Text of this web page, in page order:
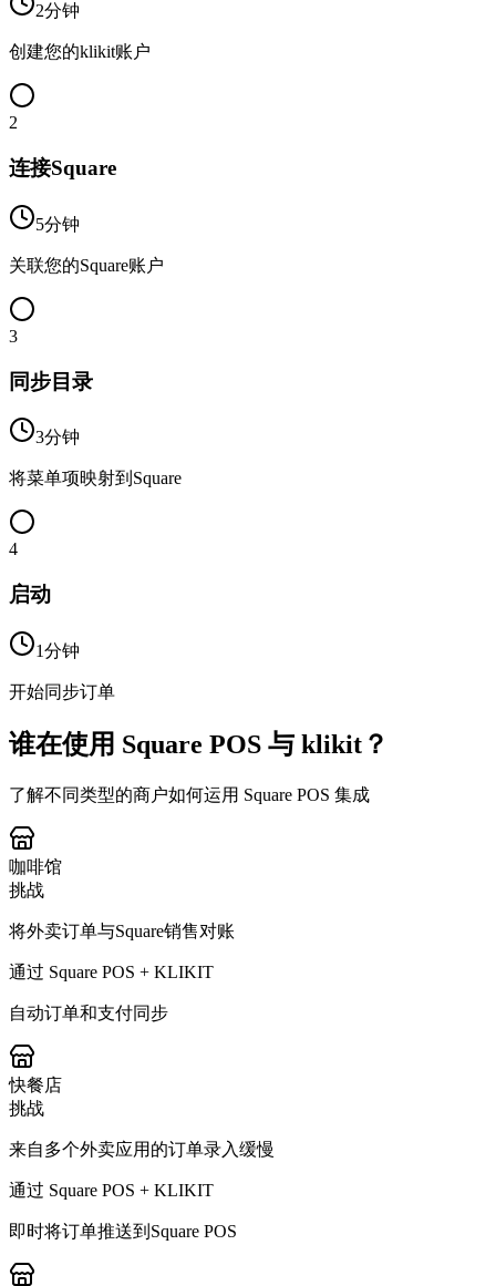
2分钟
创建您的klikit账户
2
连接Square
5分钟
关联您的Square账户
3
同步目录
3分钟
将菜单项映射到Square
4
启动
1分钟
开始同步订单
谁在使用 Square POS 与 klikit？
了解不同类型的商户如何运用 Square POS 集成
咖啡馆
挑战
将外卖订单与Square销售对账
通过 Square POS + KLIKIT
自动订单和支付同步
快餐店
挑战
来自多个外卖应用的订单录入缓慢
通过 Square POS + KLIKIT
即时将订单推送到Square POS